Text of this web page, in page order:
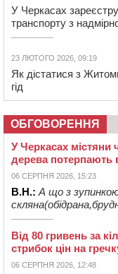
У Черкасах
транспорту з
23 ЛЮТОГО 2026, 09:19
Як дістатися з
гід
ОБГОВОРЕННЯ
У Черкасах містяни
дерева потерпають
06 СЕРПНЯ 2026, 15:23
В.Н.: А що з
Від 80 гривень за
стрибок цін на
06 СЕРПНЯ 2026, 12:48